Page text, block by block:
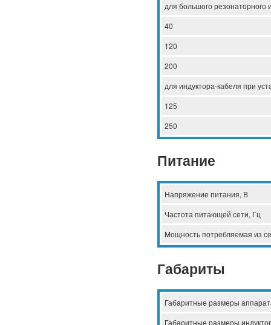
для большого резонаторного
40
120
200
для индуктора-кабеля при
125
250
Питание
Напряжение питания, В
Частота питающей сети, Гц
Мощность потребляемая из
Габариты
Габаритные размеры
Габаритные размеры